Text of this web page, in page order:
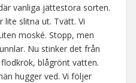
vanliga jättestora sorten.
lite slitna ut. Tvätt. Vi
moské. Stopp, men
Nu stinker det från
blågrönt vatten.
hugger ved. Vi följer